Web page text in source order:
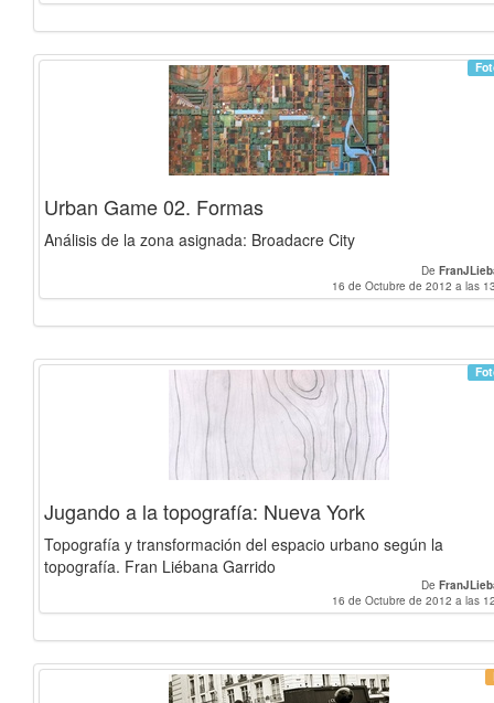
Urban Game 02. Formas
Análisis de la zona asignada: Broadacre City
De
16 de Octubre de 2012 a las
Jugando a la topografía: Nueva York
Topografía y transformación del espacio urbano según la
topografía. Fran Liébana Garrido
De
16 de Octubre de 2012 a las